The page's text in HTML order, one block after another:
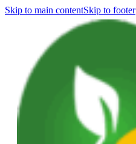
Skip to main contentSkip to footer